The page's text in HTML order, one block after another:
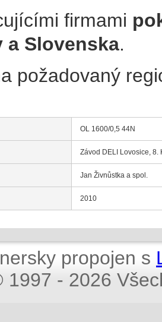
firmami
a Slovenska.
požadovaný
OL 1600/0,5 44N
Závod DELI Lovosice, 8.
Jan Živnůstka a spol.
2010
propojen s
1997 - 2026